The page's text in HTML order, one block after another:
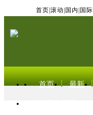
首页 滚动 国内 国际
首页 最新